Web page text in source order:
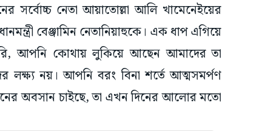
সর্বোচ্চ নেতা আয়াতোল্লা আলি খামেনেইয়ের
বেঞ্জামিন নেতানিয়াহুকে। এক ধাপ এগিয়ে
আপনি কোথায় লুকিয়ে আছেন আমাদের তা
লক্ষ্য নয়। আপনি বরং বিনা শর্তে আত্মসমর্পণ
অবসান চাইছে, তা এখন দিনের আলোর মতো